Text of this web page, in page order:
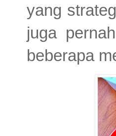
yang
juga
beberapa